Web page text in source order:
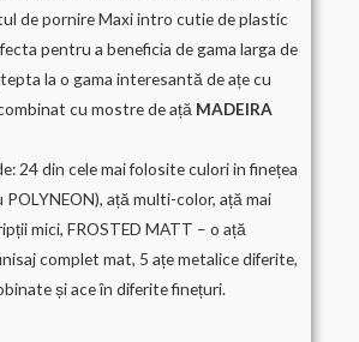
de pornire Maxi intro cutie de plastic
pentru a beneficia de gama larga de
la o gama interesantă de ațe cu
cu mostre de ață MADEIRA
24 din cele mai folosite culori in finețea
POLYNEON), ață multi-color, ață mai
mici, FROSTED MATT – o ață
complet mat, 5 ațe metalice diferite,
și ace în diferite finețuri.